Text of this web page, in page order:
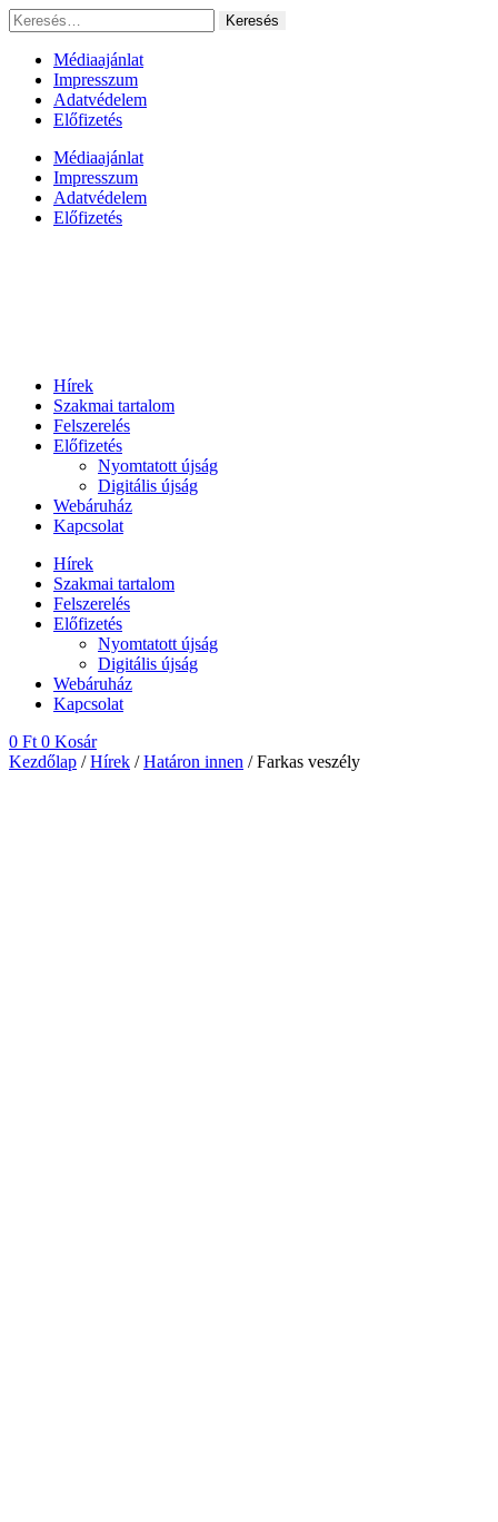
Ugrás
a
tartalomhoz
Keresés:
Médiaajánlat
Impresszum
Adatvédelem
Előfizetés
Médiaajánlat
Impresszum
Adatvédelem
Előfizetés
Hírek
Szakmai tartalom
Felszerelés
Előfizetés
Nyomtatott újság
Digitális újság
Webáruház
Kapcsolat
Hírek
Szakmai tartalom
Felszerelés
Előfizetés
Nyomtatott újság
Digitális újság
Webáruház
Kapcsolat
0 Ft 0 Kosár
Kezdőlap /Hírek /Határon innen / Farkas veszély